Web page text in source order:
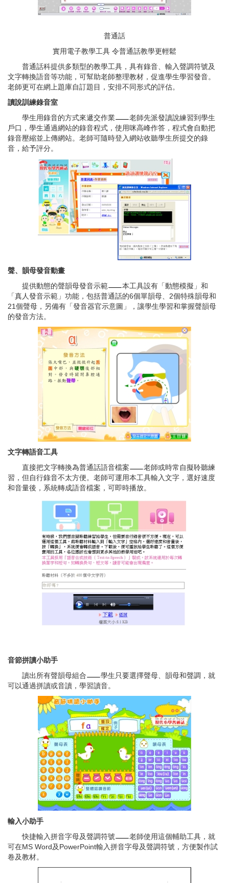
普通話
實用電子教學工具 令普通話教學更輕鬆
普通話科提供多類型的教學工具，具有錄音、輸入聲調符號及
文字轉換語音等功能，可幫助老師整理教材，促進學生學習發音。
老師更可在網上題庫自訂題目，安排不同形式的評估。
讀說訓練錄音室
學生用錄音的方式來遞交作業
老師先派發讀說練習到學生
戶口，學生通過網站的錄音程式，使用咪高峰作答，程式會自動把
錄音壓縮並上傳網站。老師可隨時登入網站收聽學生所提交的錄
音，給予評分。
聲、韻母發音動畫
提供動態的聲韻母發音示範
本工具設有「動態模擬」和
「真人發音示範」功能，包括普通話的6個單韻母、2個特殊韻母和
21個聲母，另備有「發音器官示意圖」，讓學生學習和掌握聲韻母
的發音方法。
文字轉語音工具
直接把文字轉換為普通話語音檔案
老師或時常自擬聆聽練
習，但自行錄音不太方便。老師可運用本工具輸入文字，選好速度
和音量後，系統轉成語音檔案，可即時播放。
音節拼讀小助手
讀出所有聲韻母組合
學生只要選擇聲母、韻母和聲調，就
可以通過拼讀或音讀，學習讀音。
輸入小助手
快捷輸入拼音字母及聲調符號
老師使用這個輔助工具，就
可在MS Word及PowerPoint輸入拼音字母及聲調符號，方便製作試
卷及教材。